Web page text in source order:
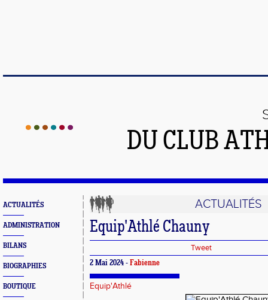
DU CLUB
ACTUALITÉS
ADMINISTRATION
BILANS
BIOGRAPHIES
BOUTIQUE
ACTUALITÉS
Equip'Athlé Chauny
Tweet
2 Mai 2024 - Fabienne
Equip'Athlé